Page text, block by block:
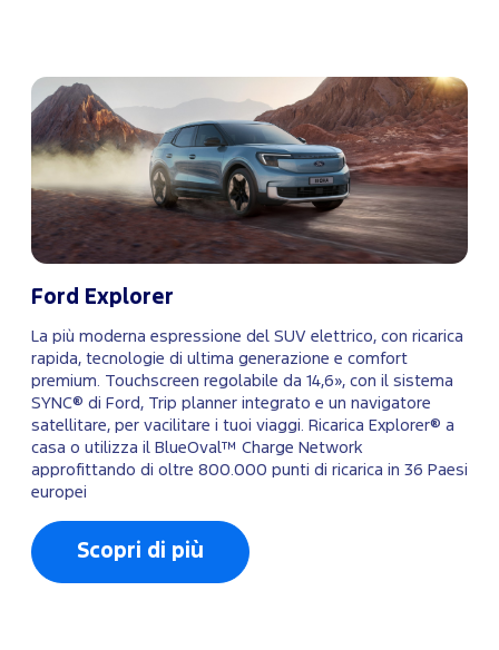
Ford Explorer
La più moderna espressione del SUV elettrico, con ricarica
rapida, tecnologie di ultima generazione e comfort
premium. Touchscreen regolabile da 14,6», con il sistema
SYNC® di Ford, Trip planner integrato e un navigatore
satellitare, per vacilitare i tuoi viaggi. Ricarica Explorer® a
casa o utilizza il BlueOval™ Charge Network
approfittando di oltre 800.000 punti di ricarica in 36 Paesi
europei
Scopri di più